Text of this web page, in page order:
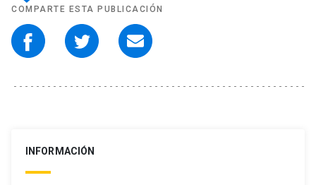
COMPARTE ESTA PUBLICACIÓN
INFORMACIÓN